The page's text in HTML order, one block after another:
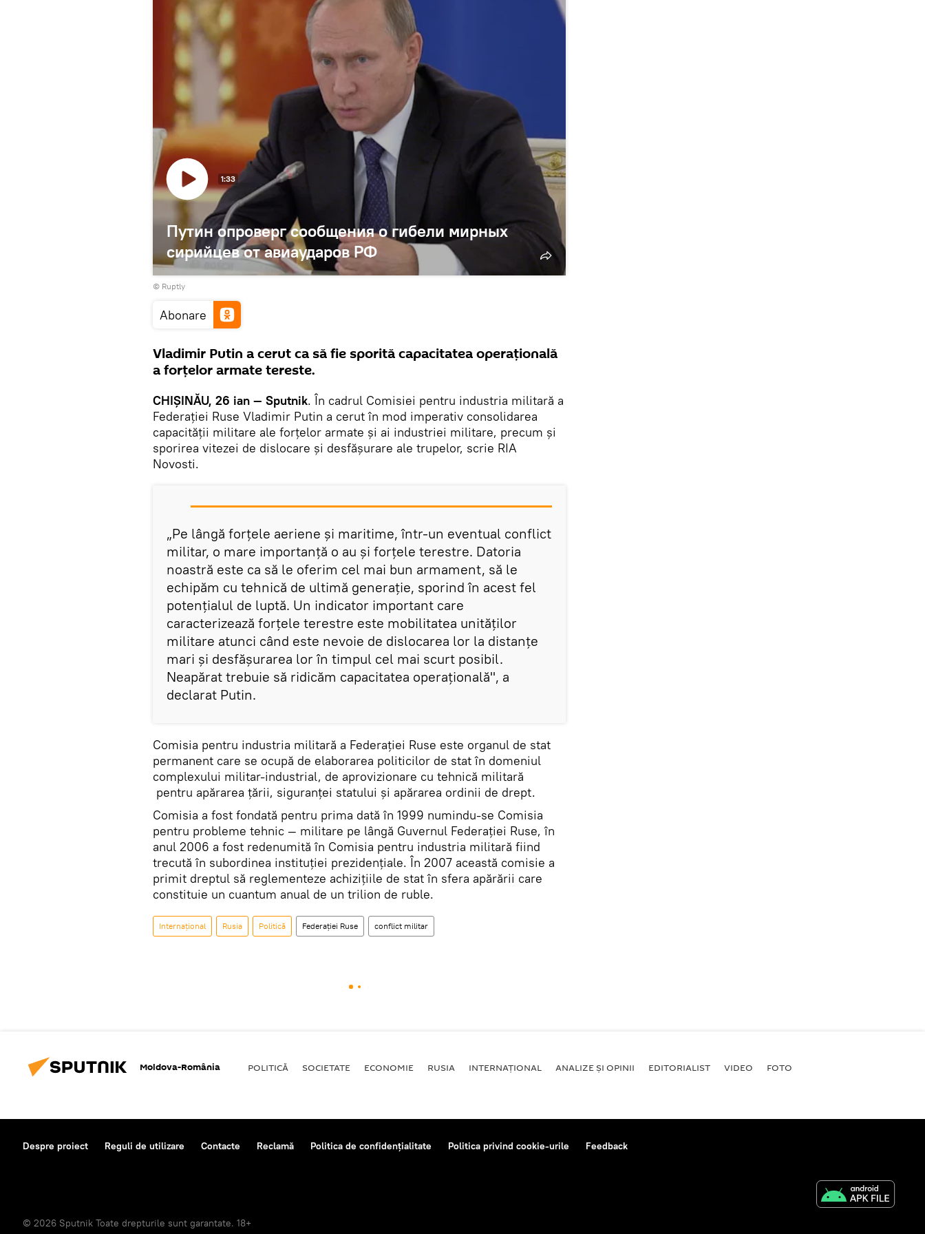
Путин опроверг сообщения о гибели мирных
сирийцев от авиаударов РФ
1:33
© Ruptly
Abonare
Vladimir Putin a cerut ca să fie sporită capacitatea operațională
a forțelor armate tereste.
CHIȘINĂU, 26 ian — Sputnik. În cadrul Comisiei pentru industria militară a
Federației Ruse Vladimir Putin a cerut în mod imperativ consolidarea
capacității militare ale forțelor armate și ai industriei militare, precum și
sporirea vitezei de dislocare și desfășurare ale trupelor, scrie RIA
Novosti.
„Pe lângă forțele aeriene și maritime, într-un eventual conflict
militar, o mare importanță o au și forțele terestre. Datoria
noastră este ca să le oferim cel mai bun armament, să le
echipăm cu tehnică de ultimă generație, sporind în acest fel
potențialul de luptă. Un indicator important care
caracterizează forțele terestre este mobilitatea unităților
militare atunci când este nevoie de dislocarea lor la distanțe
mari și desfășurarea lor în timpul cel mai scurt posibil.
Neapărat trebuie să ridicăm capacitatea operațională", a
declarat Putin.
Comisia pentru industria militară a Federației Ruse este organul de stat
permanent care se ocupă de elaborarea politicilor de stat în domeniul
complexului militar-industrial, de aprovizionare cu tehnică militară
pentru apărarea țării, siguranței statului și apărarea ordinii de drept.
Comisia a fost fondată pentru prima dată în 1999 numindu-se Comisia
pentru probleme tehnic — militare pe lângă Guvernul Federației Ruse, în
anul 2006 a fost redenumită în Comisia pentru industria militară fiind
trecută în subordinea instituției prezidențiale. În 2007 această comisie a
primit dreptul să reglementeze achizițiile de stat în sfera apărării care
constituie un cuantum anual de un trilion de ruble.
Internaţional Rusia Politică Federației Ruse conflict militar
Moldova-România POLITICĂ SOCIETATE ECONOMIE RUSIA INTERNAŢIONAL ANALIZE ȘI OPINII EDITORIALIST VIDEO FOTO
Despre proiect Reguli de utilizare Contacte Reclamă Politica de confidențialitate Politica privind cookie-urile Feedback
© 2026 Sputnik Toate drepturile sunt garantate. 18+